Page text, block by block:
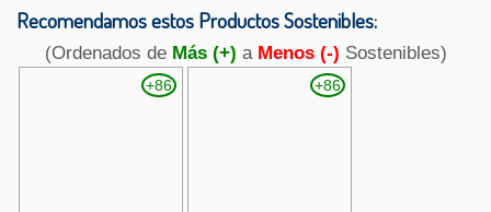
Recomendamos estos Productos Sostenibles:
(Ordenados de Más (+) a Menos (-) Sostenibles)
+86 +86